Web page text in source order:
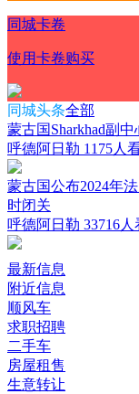
同城卡卷
使用卡卷购买
同城头条全部
蒙古国Sharkhad副
呼德阿日勒 1175人
蒙古国公布2024年
时闭关
呼德阿日勒 33716人
最新信息
附近信息
顺风车
求职招聘
二手车
房屋租售
生意转让